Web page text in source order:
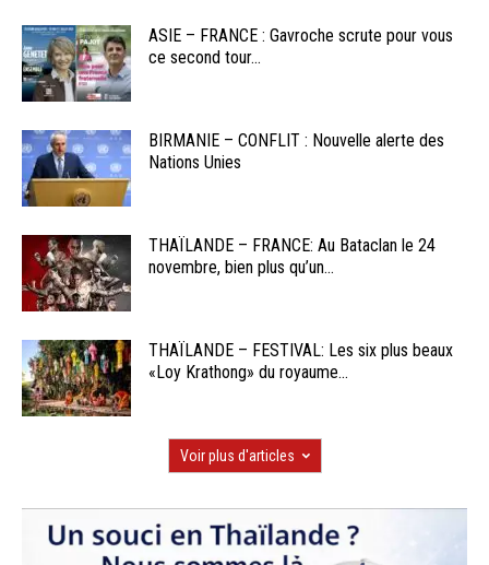
ASIE – FRANCE : Gavroche scrute pour vous
ce second tour...
BIRMANIE – CONFLIT : Nouvelle alerte des
Nations Unies
THAÏLANDE – FRANCE: Au Bataclan le 24
novembre, bien plus qu’un...
THAÏLANDE – FESTIVAL: Les six plus beaux
«Loy Krathong» du royaume...
Voir plus d'articles